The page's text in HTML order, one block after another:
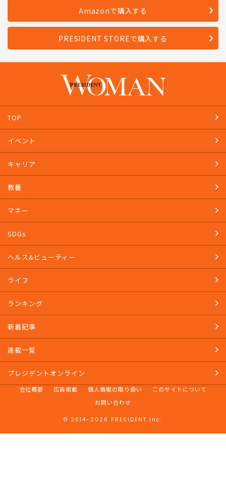
Amazonで購入する
PRESIDENT STOREで購入する
TOP
イベント
キャリア
教養
マネー
SDGs
ヘルス&ビューティー
ライフ
ランキング
新着記事
連載一覧
プレジデントオンライン
会社概要 広告掲載 個人情報の取り扱い
このサイトについて
お問い合わせ
© 2014-2026 PRESIDENT Inc.